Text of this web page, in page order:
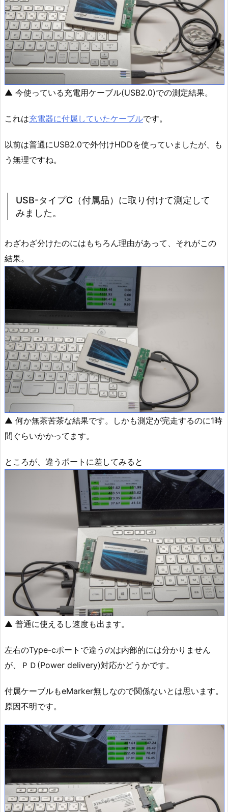
▲ 今使っている充電用ケーブル(USB2.0)での測定結果。
これは充電器に付属していたケーブルです。
以前は普通にUSB2.0で外付けHDDを使っていましたが、も
う無理ですね。
USB-タイプC（付属品）に取り付けて測定して
みました。
わざわざ分けたのにはもちろん理由があって、それがこの
結果。
▲ 何か無茶苦茶な結果です。しかも測定が完走するのに1時
間ぐらいかかってます。
ところが、違うポートに差してみると
▲ 普通に使えるし速度も出ます。
左右のType-cポートで違うのは内部的には分かりません
が、ＰＤ(Power delivery)対応かどうかです。
付属ケーブルもeMarker無しなので関係ないとは思います。
原因不明です。